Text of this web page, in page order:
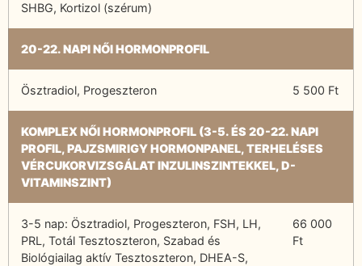
SHBG, Kortizol (szérum)
20-22. NAPI NŐI HORMONPROFIL
Ösztradiol, Progeszteron 5 500 Ft
KOMPLEX NŐI HORMONPROFIL (3-5. ÉS 20-22. NAPI
PROFIL, PAJZSMIRIGY HORMONPANEL, TERHELÉSES
VÉRCUKORVIZSGÁLAT INZULINSZINTEKKEL, D-
VITAMINSZINT)
3-5 nap: Ösztradiol, Progeszteron, FSH, LH,
PRL, Totál Tesztoszteron, Szabad és
Biológiailag aktív Tesztoszteron, DHEA-S,
66 000
Ft